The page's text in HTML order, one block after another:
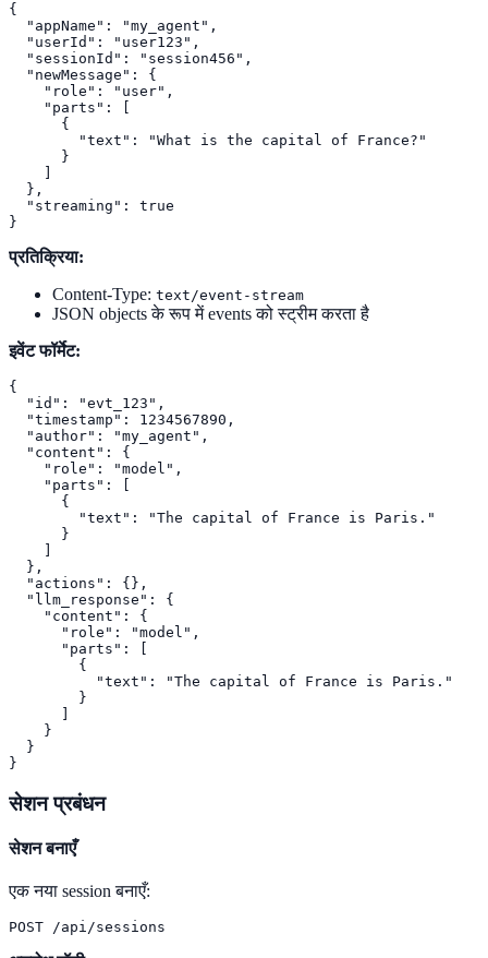
{
  "appName": "my_agent",
  "userId": "user123",
  "sessionId": "session456",
  "newMessage": {
    "role": "user",
    "parts": [
      {
        "text": "What is the capital of France?"
      }
  },
  "streaming": true
}
प्रतिक्रिया:
Content-Type: text/event-stream
JSON objects के रूप में events को स्ट्रीम करता है
इवेंट फॉर्मेट:
{
  "id": "evt_123",
  "timestamp": 1234567890,
  "author": "my_agent",
  "content": {
    "role": "model",
    "parts": [
      {
        "text": "The capital of France is Paris."
      }
  },
  "actions": {},
  "llm_response": {
    "content": {
      "role": "model",
      "parts": [
        {
          "text": "The capital of France is Paris."
        }
    }
  }
}
सेशन प्रबंधन
सेशन बनाएँ
एक नया session बनाएँ:
POST /api/sessions